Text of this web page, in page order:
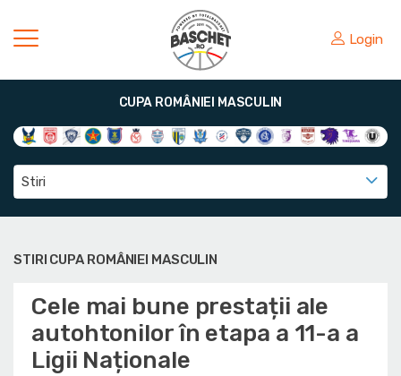
Login
CUPA ROMÂNIEI MASCULIN
Stiri
STIRI CUPA ROMÂNIEI MASCULIN
Cele mai bune prestații ale
autohtonilor în etapa a 11-a a
Ligii Naționale